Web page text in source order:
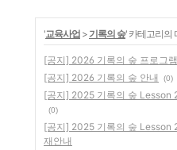
'교육사업 > 기록의 숲' 카테고리의
[공지] 2026 기록의 숲 프로그
[공지] 2026 기록의 숲 안내 (0)
[공지] 2025 기록의 숲 Lesson
(0)
[공지] 2025 기록의 숲 Lesson
재안내